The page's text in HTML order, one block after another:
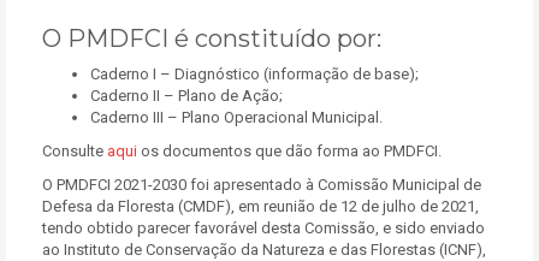
O PMDFCI é constituído por:
Caderno I – Diagnóstico (informação de base);
Caderno II – Plano de Ação;
Caderno III – Plano Operacional Municipal.
Consulte aqui os documentos que dão forma ao PMDFCI.
O PMDFCI 2021-2030 foi apresentado à Comissão Municipal de
Defesa da Floresta (CMDF), em reunião de 12 de julho de 2021,
tendo obtido parecer favorável desta Comissão, e sido enviado
ao Instituto de Conservação da Natureza e das Florestas (ICNF),